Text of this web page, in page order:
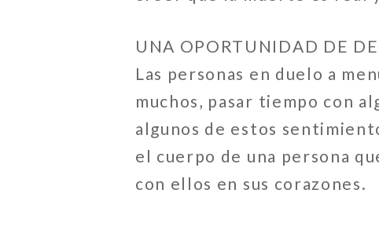
UNA OPORTUNIDAD DE
Las personas en duelo a
muchos, pasar tiempo con
algunos de estos
el cuerpo de una persona
con ellos en sus corazones.